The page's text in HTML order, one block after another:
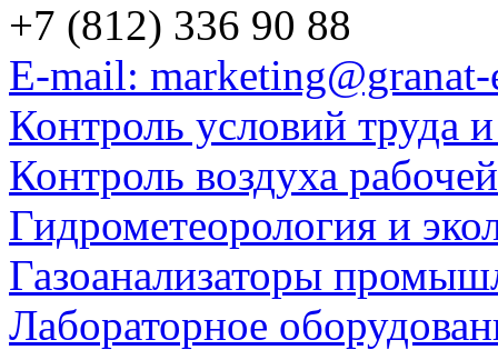
+7 (812) 336 90 88
E-mail:
Контроль условий труда
Контроль воздуха
Гидрометеорология и
Газоанализаторы
Лабораторное